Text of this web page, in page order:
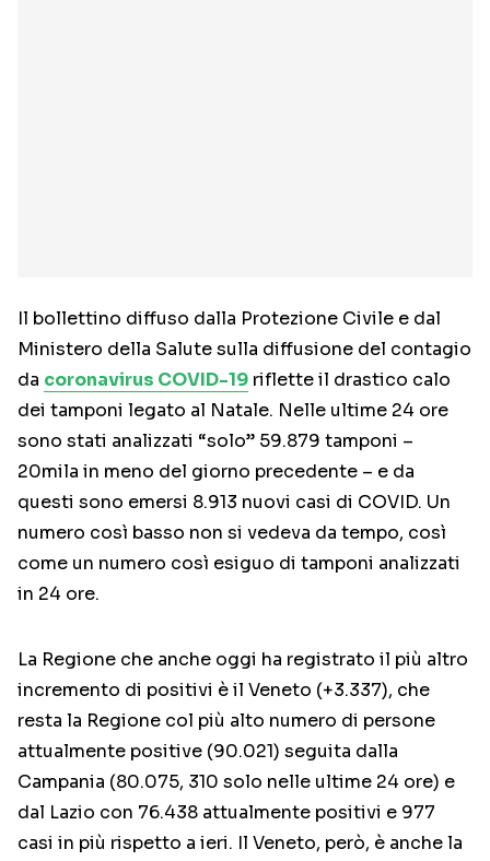
Il bollettino diffuso dalla Protezione Civile e dal
Ministero della Salute sulla diffusione del contagio
da coronavirus COVID-19 riflette il drastico calo
dei tamponi legato al Natale. Nelle ultime 24 ore
sono stati analizzati “solo” 59.879 tamponi –
20mila in meno del giorno precedente – e da
questi sono emersi 8.913 nuovi casi di COVID. Un
numero così basso non si vedeva da tempo, così
come un numero così esiguo di tamponi analizzati
in 24 ore.
La Regione che anche oggi ha registrato il più altro
incremento di positivi è il Veneto (+3.337), che
resta la Regione col più alto numero di persone
attualmente positive (90.021) seguita dalla
Campania (80.075, 310 solo nelle ultime 24 ore) e
dal Lazio con 76.438 attualmente positivi e 977
casi in più rispetto a ieri. Il Veneto, però, è anche la